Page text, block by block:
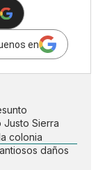
en
Sierra
colonia
daños